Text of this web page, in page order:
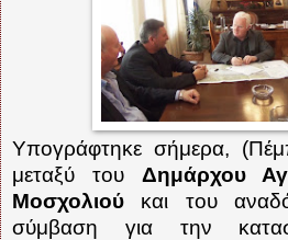
Υπογράφτηκε σήμερα,
μεταξύ του Δημάρχου
Μοσχολιού και του
σύμβαση για την